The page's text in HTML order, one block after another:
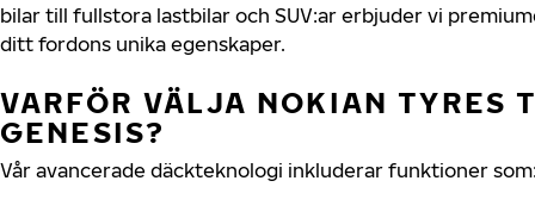
bilar till fullstora lastbilar och SUV:ar erbjuder vi
ditt fordons unika egenskaper.
VARFÖR VÄLJA NOKIAN TYRES
GENESIS?
Vår avancerade däckteknologi inkluderar funktioner